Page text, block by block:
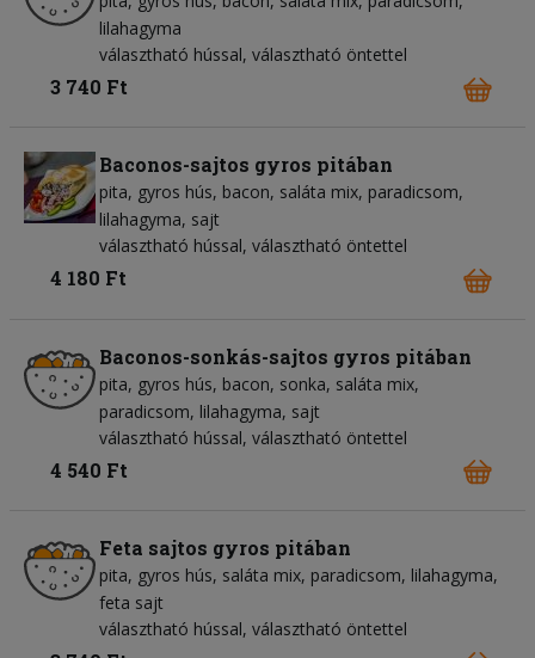
lilahagyma
választható hússal, választható öntettel
3 740 Ft
Baconos-sajtos gyros pitában
pita gyros hús bacon saláta mix paradicsom
lilahagyma sajt
választható hússal, választható öntettel
4 180 Ft
Baconos-sonkás-sajtos gyros pitában
pita gyros hús bacon sonka saláta mix
paradicsom lilahagyma sajt
választható hússal, választható öntettel
4 540 Ft
Feta sajtos gyros pitában
pita gyros hús saláta mix paradicsom lilahagyma
feta sajt
választható hússal, választható öntettel